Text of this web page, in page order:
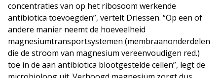
concentraties van op het ribosoom werkende
antibiotica toevoegden”, vertelt Driessen. “Op een of
andere manier neemt de hoeveelheid
magnesiumtransportsystemen (membraanonderdelen
die de stroom van magnesium vereenvoudigen red.)
toe in de aan antibiotica blootgestelde cellen”, legt de